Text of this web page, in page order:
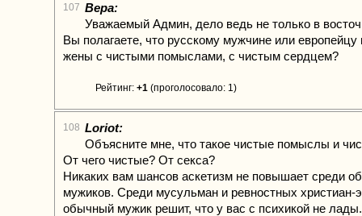
107 Вера:
Уважаемый Админ, дело ведь не только в
Вы полагаете, что русскому мужчине или европейцу
жены с чистыми помыслами, с чистым сердцем?
Рейтинг: +1 (проголосовало: 1)
108 Loriot:
Объясните мне, что такое чистые помыслы и
От чего чистые? От секса?
Никаких вам шансов аскетизм не повышает среди
мужиков. Среди мусульман и ревностных христиан-
обычный мужик решит, что у вас с психикой не лады.